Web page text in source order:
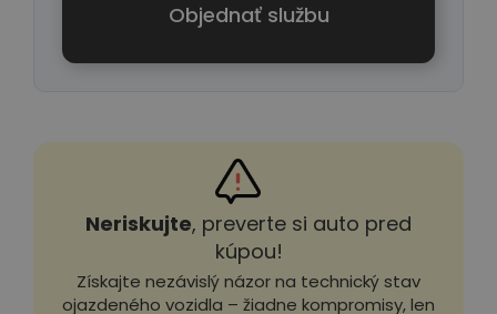
Objednať službu
Neriskujte, preverte si auto pred
kúpou!
Získajte nezávislý názor na technický stav
ojazdeného vozidla – žiadne kompromisy, len